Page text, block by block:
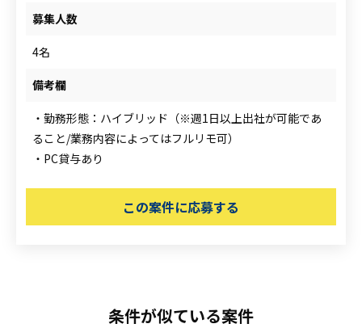
募集人数
4名
備考欄
・勤務形態：ハイブリッド（※週1日以上出社が可能であ
ること/業務内容によってはフルリモ可）
・PC貸与あり
この案件に応募する
条件が似ている案件